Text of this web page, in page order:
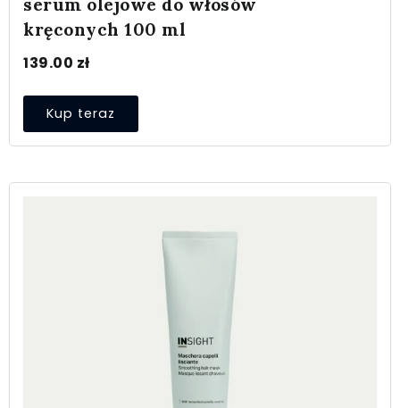
serum olejowe do włosów
kręconych 100 ml
139.00 zł
Kup teraz